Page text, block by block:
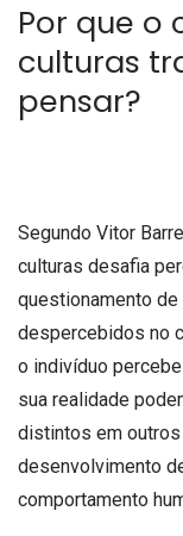
Por que o
culturas
pensar?
Segundo Vitor
culturas desafia
questionamento
despercebidos no
o indivíduo
sua realidade
distintos em
desenvolvimento
comportamento